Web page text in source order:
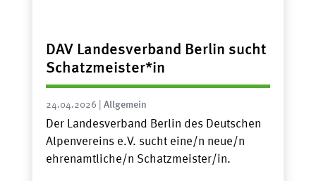
DAV Landesverband Berlin sucht
Schatzmeister*in
24.04.2026 Allgemein
Der Landesverband Berlin des Deutschen
Alpenvereins e.V. sucht eine/n neue/n
ehrenamtliche/n Schatzmeister/in.